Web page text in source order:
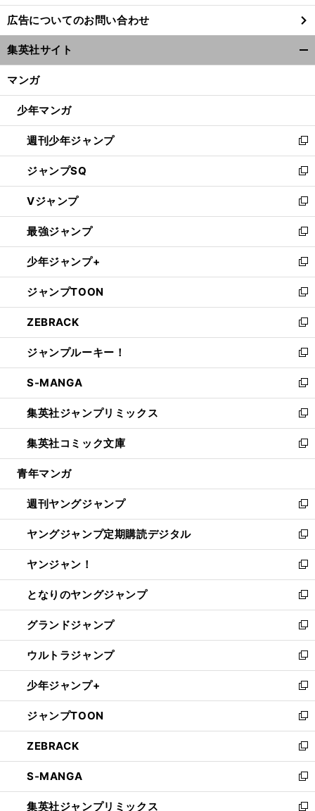
し
い
ウ
ィ
ン
ウ
開
く
広告についてのお問い合わせ
集英社サイト
マンガ
少年マンガ
週刊少年ジャンプ
新
し
い
ウ
ィ
ン
ド
ウ
で
開
く
ジャンプSQ
新
し
い
ウ
ィ
ン
ド
ウ
で
開
く
Vジャンプ
新
し
い
ウ
ィ
ン
ド
ウ
で
開
く
最強ジャンプ
新
し
い
ウ
ィ
ン
ド
ウ
で
開
く
少年ジャンプ+
新
し
い
ウ
ィ
ン
ド
ウ
で
開
く
ジャンプTOON
新
し
い
ウ
ィ
ン
ド
ウ
で
開
く
ZEBRACK
新
し
い
ウ
ィ
ン
ド
ウ
で
開
ジャンプルーキー！
新
し
い
ウ
ィ
ン
ド
ウ
開
く
S-MANGA
新
し
い
ウ
ィ
ン
ウ
で
開
く
集英社ジャンプリミックス
新
し
い
ウ
ン
ド
ウ
で
開
く
集英社コミック文庫
新
し
ウ
ィ
ン
ド
ウ
で
開
く
青年マンガ
週刊ヤングジャンプ
新
し
い
ウ
ィ
ン
ド
ウ
で
開
く
ヤングジャンプ定期購読デジタル
新
し
い
ウ
ィ
ン
ド
ウ
で
開
く
ヤンジャン！
新
し
い
ウ
ィ
ン
ド
ウ
で
開
く
となりのヤングジャンプ
新
し
い
ウ
ィ
ン
ド
ウ
で
開
く
グランドジャンプ
新
し
い
ウ
ィ
ン
ド
ウ
で
開
く
ウルトラジャンプ
新
し
い
ウ
ィ
ン
ド
ウ
で
開
く
少年ジャンプ+
新
し
い
ウ
ィ
ン
ド
ウ
で
ジャンプTOON
新
し
い
ウ
ィ
ン
ド
ZEBRACK
新
し
い
ウ
ィ
S-MANGA
新
し
集英社ジャンプリミックス